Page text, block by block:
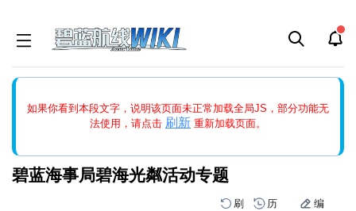
如果你看到本段文字，说明该页面未正常加载全局JS，部分功能无
法使用，请点击 刷新 重新加载页面。
能中的刷新按钮清除页面缓存并刷新，如果还有问题，请多尝试几
碧蓝海事局碧海光粼活动专题
刷 历 编